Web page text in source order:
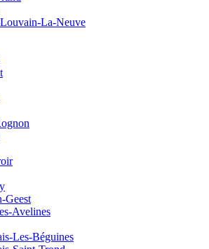
La-Neuve
Geest
Avelines
Les-Béguines